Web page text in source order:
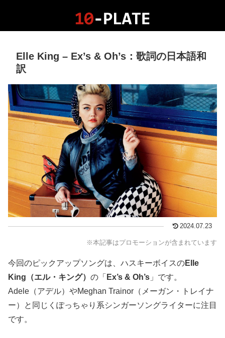
Elle King – Ex’s & Oh’s：歌詞の日本語和
訳
2024.07.23
※本記事はプロモーションが含まれています
今回のピックアップソングは、ハスキーボイスのElle
King（エル・キング） の「 Ex’s & Oh’s 」です。
Adele（アデル）やMeghan Trainor（メーガン・トレイナ
ー）と同じくぽっちゃり系シンガーソングライターに注目
です。